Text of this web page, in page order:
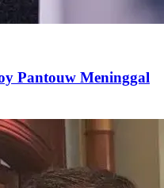
Pantouw Meninggal